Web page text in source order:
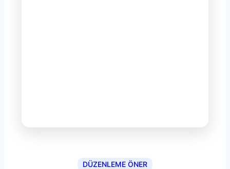
DÜZENLEME ÖNER